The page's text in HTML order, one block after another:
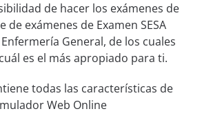
de hacer los exámenes de
de exámenes de Examen SESA
General, de los cuales
es el más apropiado para ti.
todas las características de
Web Online